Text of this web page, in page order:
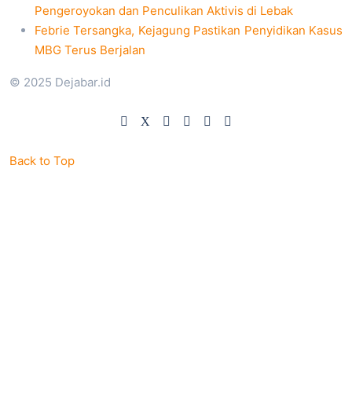
Pengeroyokan dan Penculikan Aktivis di Lebak
Febrie Tersangka, Kejagung Pastikan Penyidikan Kasus
MBG Terus Berjalan
© 2025 Dejabar.id
Back to Top